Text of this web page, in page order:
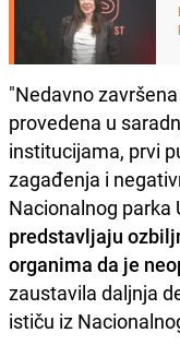
"Nedavno
provedena u
institucijama, prvi
zagađenja i
Nacionalnog parka
predstavljaju
organima da je
zaustavila daljnja
ističu iz